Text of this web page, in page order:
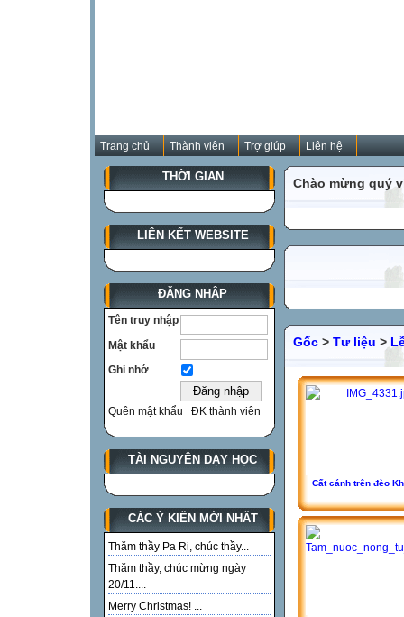
Trang chủ Thành viên Trợ giúp Liên hệ
THỜI GIAN
LIÊN KẾT WEBSITE
ĐĂNG NHẬP
Tên truy nhập
Mật khẩu
Ghi nhớ
Quên mật khẩu ĐK thành viên
TÀI NGUYÊN DẠY HỌC
CÁC Ý KIẾN MỚI NHẤT
Thăm thầy Pa Ri, chúc thầy...
Thăm thầy, chúc mừng ngày
20/11....
Merry Christmas! ...
Chào mừng quý
Gốc > Tư liệu >
Cất cánh trên đèo